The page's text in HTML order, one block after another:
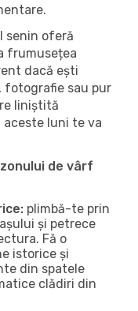
senin oferă
frumusețea
dacă ești
fotografie sau pur
liniștită
luni te va
de vârf
plimbă-te prin
și petrece
Fă o
istorice și
din spatele
clădiri din